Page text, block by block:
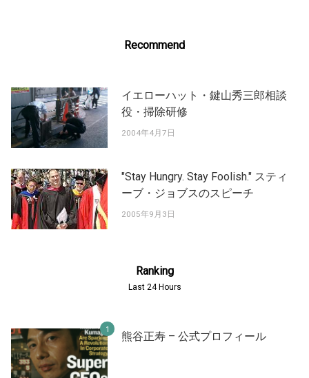
Recommend
イエローハット・鍵山秀三郎相談
役・掃除研修
2004年4月7日
"Stay Hungry. Stay Foolish." スティ
ーブ・ジョブスのスピーチ
2005年9月3日
Ranking
Last 24 Hours
熊谷正寿 – 公式プロフィール